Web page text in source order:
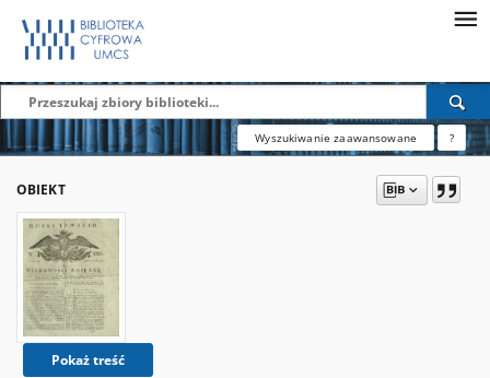
Wyszukiwanie zaawansowane ?
OBIEKT
Pokaż treść